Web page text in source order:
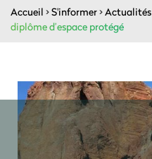
Accueil >S'informer>Actualités
diplôme d’espace protégé